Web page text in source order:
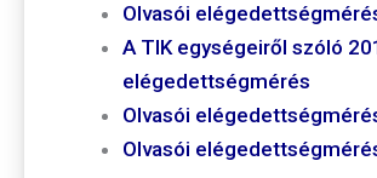
Olvasói
A TIK egységeiről szóló
elégedettségmérés
Olvasói
Olvasói